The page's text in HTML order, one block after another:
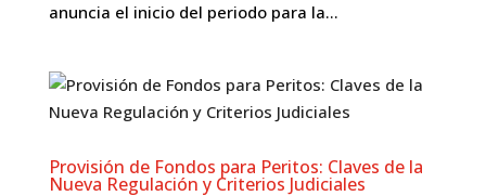
anuncia el inicio del periodo para la...
Provisión de Fondos para Peritos: Claves de la
Nueva Regulación y Criterios Judiciales